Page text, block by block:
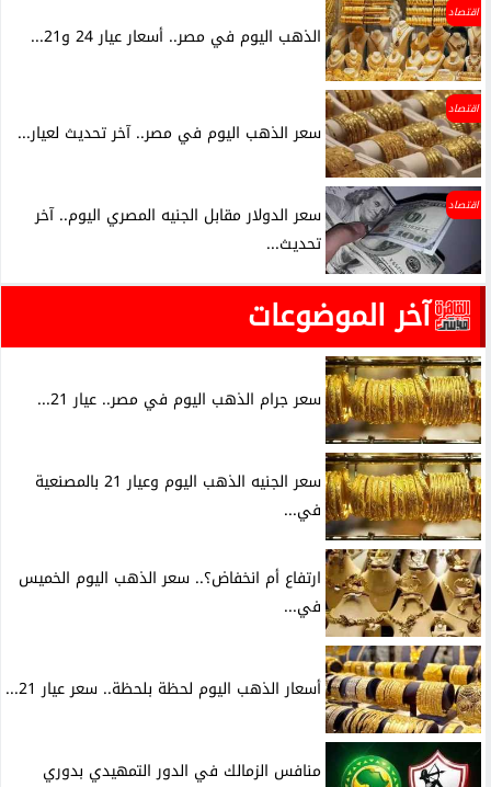
اقتصاد
الذهب اليوم في مصر.. أسعار عيار 24 و21...
اقتصاد
سعر الذهب اليوم في مصر.. آخر تحديث لعيار...
اقتصاد
سعر الدولار مقابل الجنيه المصري اليوم.. آخر
تحديث...
آخر الموضوعات
سعر جرام الذهب اليوم في مصر.. عيار 21...
سعر الجنيه الذهب اليوم وعيار 21 بالمصنعية
في...
ارتفاع أم انخفاض؟.. سعر الذهب اليوم الخميس
في...
أسعار الذهب اليوم لحظة بلحظة.. سعر عيار 21...
منافس الزمالك في الدور التمهيدي بدوري